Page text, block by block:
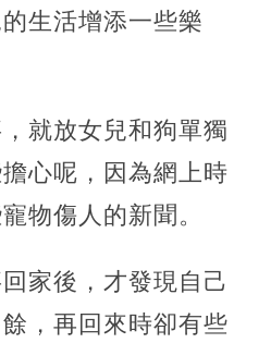
生活增添一些樂
就放女兒和狗單獨
心呢，因為網上時
物傷人的新聞。
家後，才發現自己
，再回來時卻有些